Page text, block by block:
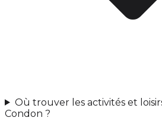
Où trouver les activités et
Condon ?